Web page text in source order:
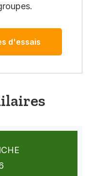
d'essais